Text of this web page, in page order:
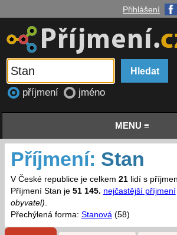
Přihlášení
příjmení jméno
MENU ≡
Příjmení: Stan
V České republice je celkem 21lidí s
Příjmení Stan je 51 145. nejčastější příjmení
obyvatel).
Přechýlená forma: Stanová(58)